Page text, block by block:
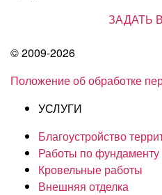
ЗАДАТЬ
© 2009-2026
Положение об обработке
УСЛУГИ
Благоустройство
Работы по фундаменту
Кровельные работы
Внешняя отделка